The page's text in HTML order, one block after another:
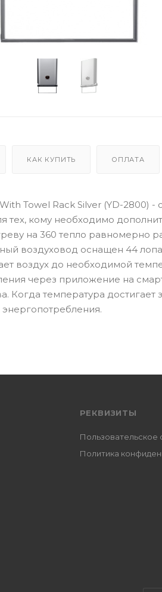
КАК КУПИТЬ ОПЛАТА
Towel Rack Silver (YD-2800) -
тех, кому необходимо
на 360 тепло равномерно
воздуховод оснащен 44
воздух до необходимой
через приложение на
Когда температура достигает
РЕКВИЗИТЫ
Пользовательское
Политика